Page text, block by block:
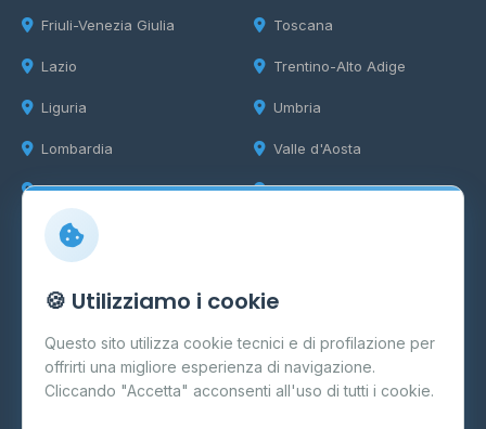
Friuli-Venezia Giulia
Lazio
Liguria
Lombardia
Marche
Toscana
Trentino-Alto Adige
Umbria
Valle d'Aosta
Veneto
Info
Cos'è il GPL
FAQ
Contatti
🍪 Utilizziamo i cookie
Questo sito utilizza cookie tecnici e di profilazione per
offrirti una migliore esperienza di navigazione.
Cliccando "Accetta" acconsenti all'uso di tutti i cookie.